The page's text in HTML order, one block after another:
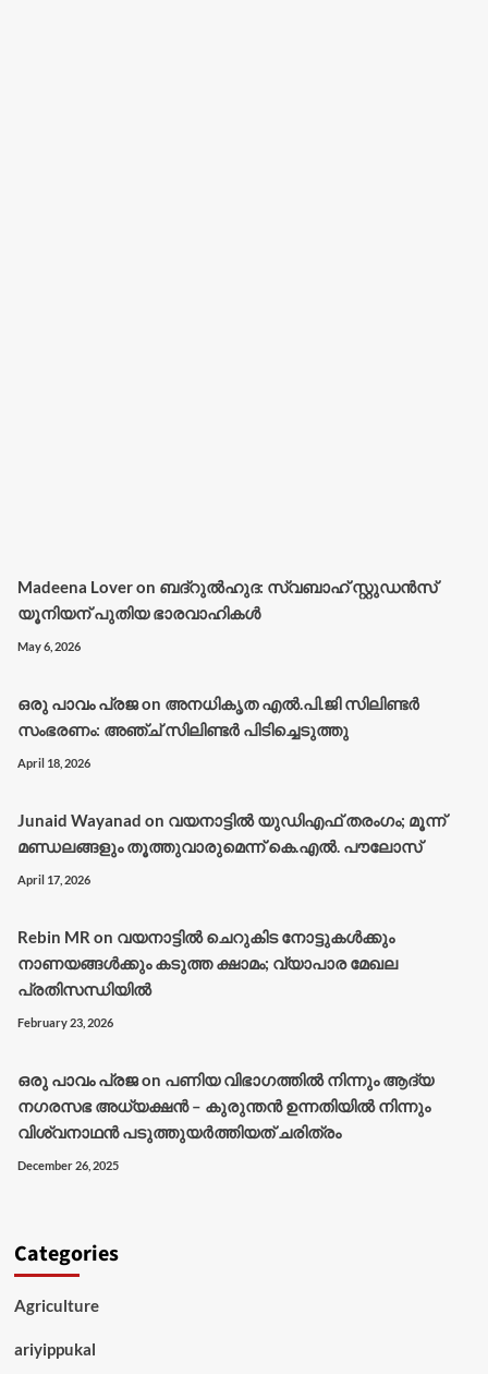
Madeena Loveron ബദ്റുൽഹുദ: സ്വബാഹ് സ്റ്റുഡൻസ്
യൂനിയന് പുതിയ ഭാരവാഹികൾ
May 6, 2026
ഒരു പാവം പ്രജon അനധികൃത എൽ.പി.ജി സിലിണ്ടർ
സംഭരണം: അഞ്ച് സിലിണ്ടർ പിടിച്ചെടുത്തു
April 18, 2026
Junaid Wayanad on വയനാട്ടില്‍ യുഡിഎഫ് തരംഗം; മൂന്ന്
മണ്ഡലങ്ങളും തൂത്തുവാരുമെന്ന് കെ.എല്‍. പൗലോസ്
April 17, 2026
Rebin MR on വയനാട്ടിൽ ചെറുകിട നോട്ടുകൾക്കും
നാണയങ്ങൾക്കും കടുത്ത ക്ഷാമം; വ്യാപാര മേഖല
പ്രതിസന്ധിയിൽ
February 23, 2026
ഒരു പാവം പ്രജon പണിയ വിഭാഗത്തിൽ നിന്നും ആദ്യ
നഗരസഭ അധ്യക്ഷൻ – കുരുന്തൻ ഉന്നതിയിൽ നിന്നും
വിശ്വനാഥൻ പടുത്തുയർത്തിയത് ചരിത്രം
December 26, 2025
Categories
Agriculture
ariyippukal